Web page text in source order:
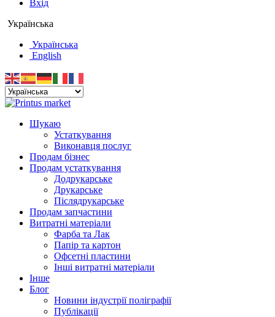
Вхід
Українська
Українська
English
Шукаю
Устаткування
Виконавця послуг
Продам бізнес
Продам устаткування
Додрукарське
Друкарське
Післядрукарське
Продам запчастини
Витратні матеріали
Фарба та Лак
Папір та картон
Офсетні пластини
Інші витратні матеріали
Інше
Блог
Новини індустрії поліграфії
Публікації